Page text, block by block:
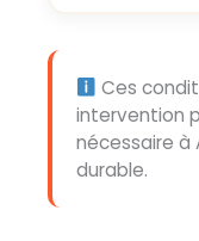
Ces
intervention
nécessaire à
durable.